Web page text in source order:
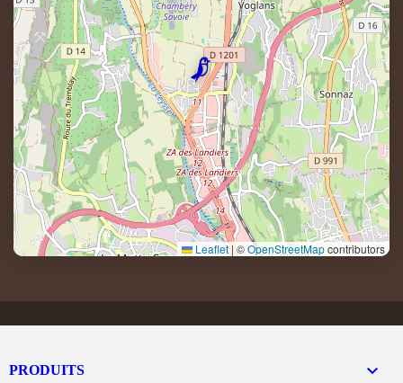
Leaflet | ©OpenStreetMapcontributors
PRODUITS 